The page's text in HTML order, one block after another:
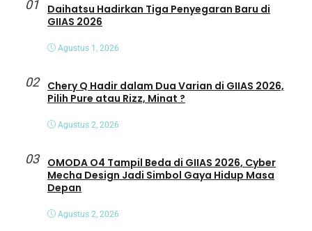
01
Daihatsu Hadirkan Tiga Penyegaran Baru di
GIIAS 2026
Agustus 1, 2026
02
Chery Q Hadir dalam Dua Varian di GIIAS 2026,
Pilih Pure atau Rizz, Minat ?
Agustus 2, 2026
03
OMODA O4 Tampil Beda di GIIAS 2026, Cyber
Mecha Design Jadi Simbol Gaya Hidup Masa
Depan
Agustus 2, 2026